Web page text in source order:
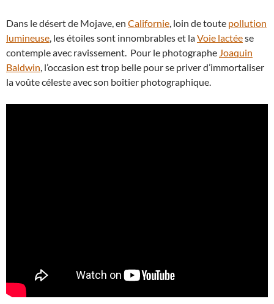
Dans le désert de Mojave, en Californie, loin de toute pollution
lumineuse, les étoiles sont innombrables et laVoie lactéese
contemple avec ravissement. Pour le photographe Joaquin
Baldwin, l’occasion est trop belle pour se priver d’immortaliser
la voûte céleste avec son boîtier photographique.